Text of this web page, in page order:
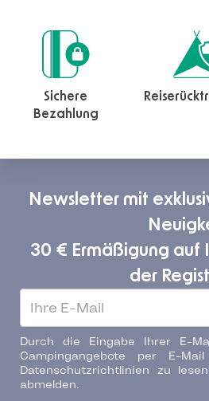
Sichere
Bezahlung
Newsletter mit
30 € Ermäßigung auf
der
Durch die Eingabe Ihrer E-
Campingangebote per E-
Datenschutzrichtlinien zu
abmelden.